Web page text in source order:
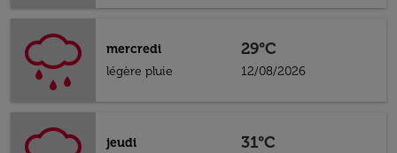
mercredi
légère pluie
29°C
12/08/2026
jeudi
31°C